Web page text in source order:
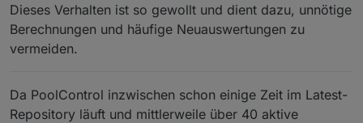
Dieses Verhalten ist so gewollt und dient dazu, unnötige
Berechnungen und häufige Neuauswertungen zu
vermeiden.
Da PoolControl inzwischen schon einige Zeit im Latest-
Repository läuft und mittlerweile über 40 aktive